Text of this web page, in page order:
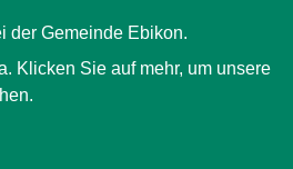
der Gemeinde Ebikon.
Klicken Sie auf mehr, um unsere